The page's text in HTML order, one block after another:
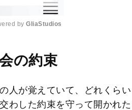
M
u
e
by GliaStudios
の約束
人が覚えていて、どれくらい
わした約束を守って開かれた